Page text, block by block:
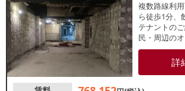
複数路線利
ら徒歩1分、
テナントの
民・周辺の
ランチ・デ
期待できま
にご相談く
詳